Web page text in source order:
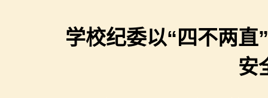
学校纪委以“四不两
安